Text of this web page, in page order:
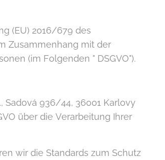
(EU) 2016/679 des
Zusammenhang mit der
(im Folgenden " DSGVO").
Sadová 936/44, 36001 Karlovy
über die Verarbeitung Ihrer
wir die Standards zum Schutz